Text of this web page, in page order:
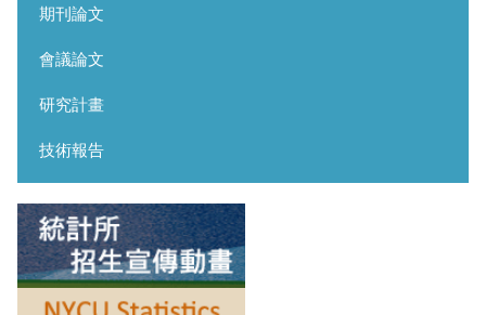
期刊論文
會議論文
研究計畫
技術報告